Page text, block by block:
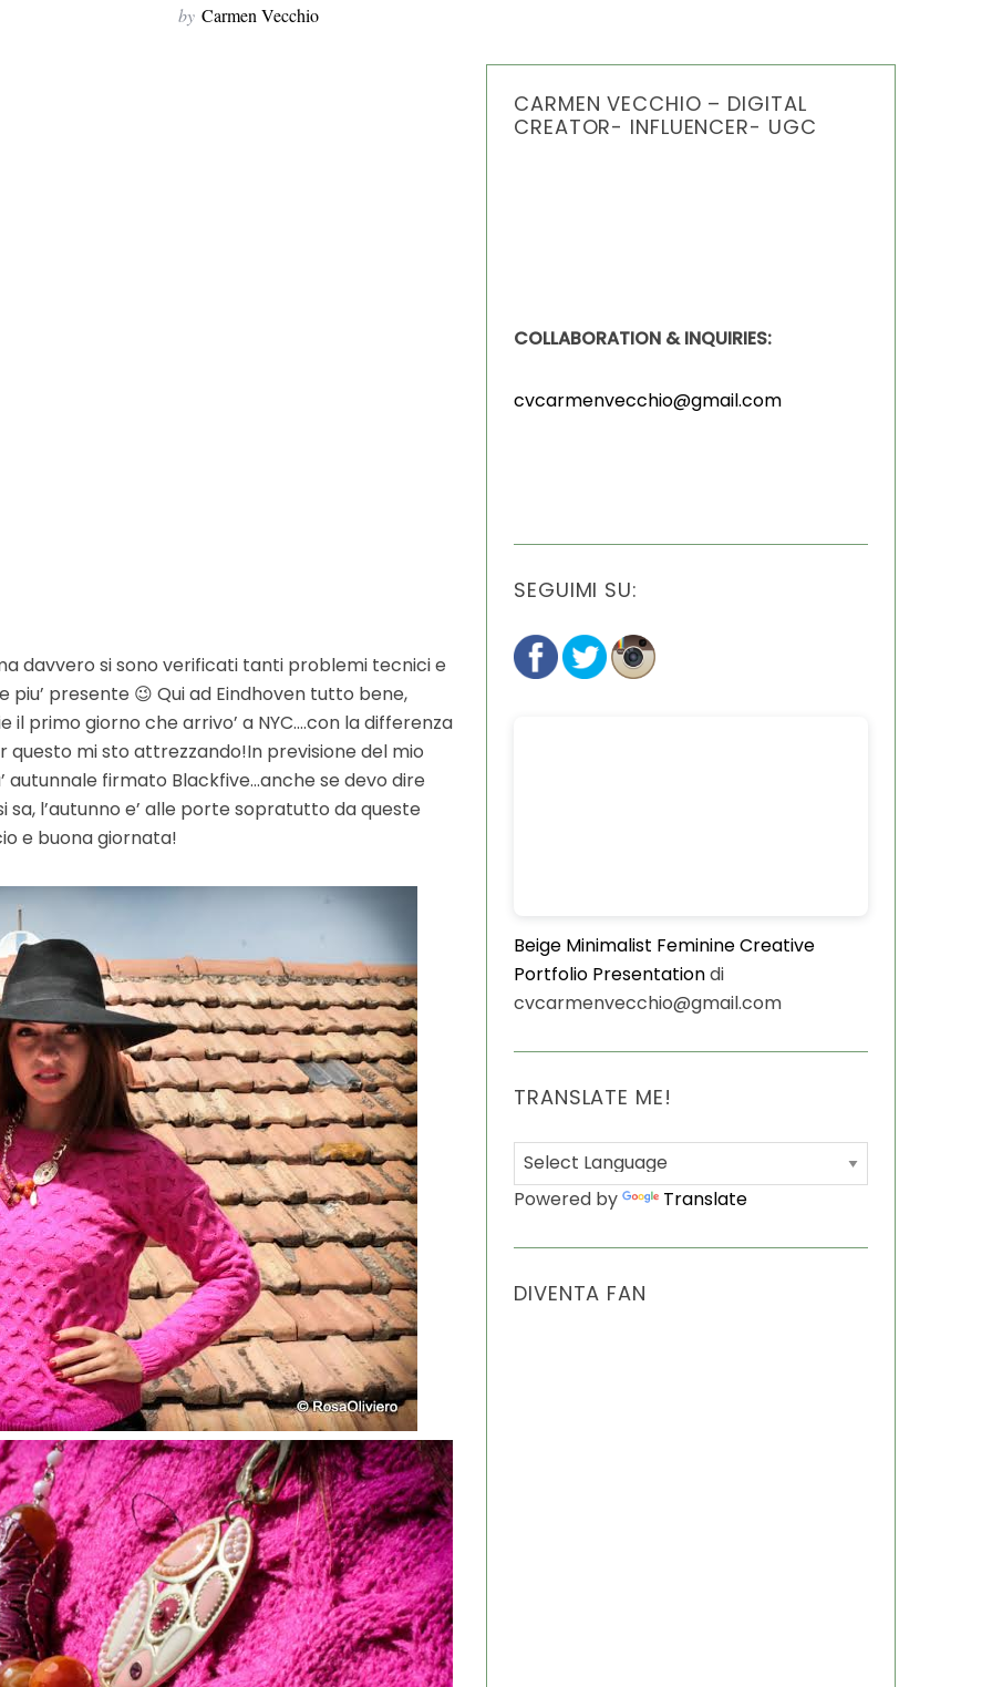
by Carmen Vecchio
davvero si sono verificati tanti problemi tecnici e
presente 😉 Qui ad Eindhoven tutto bene,
il primo giorno che arrivo’ a NYC….con la differenza
mi sto attrezzando!In previsione del mio
autunnale firmato Blackfive…anche se devo dire
l’autunno e’ alle porte sopratutto da queste
e buona giornata!
CARMEN VECCHIO – DIGITAL
CREATOR- INFLUENCER- UGC
COLLABORATION & INQUIRIES:
cvcarmenvecchio@gmail.com
SEGUIMI SU:
Beige Minimalist Feminine Creative
Portfolio Presentationdi
cvcarmenvecchio@gmail.com
TRANSLATE ME!
Powered by Translate
DIVENTA FAN